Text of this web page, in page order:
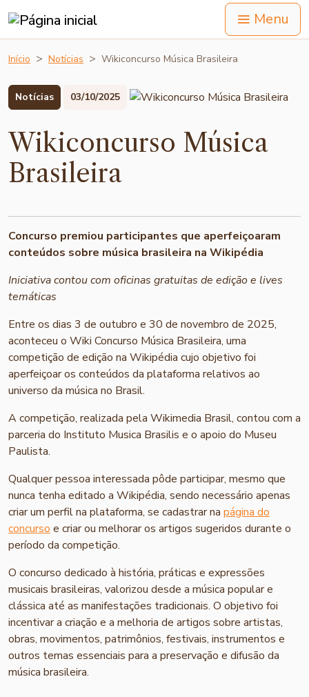
Menu
Início Notícias Wikiconcurso Música Brasileira
Notícias 03/10/2025
Wikiconcurso Música
Brasileira
Concurso premiou participantes que aperfeiçoaram
conteúdos sobre música brasileira na Wikipédia
Iniciativa contou com oficinas gratuitas de edição e lives
temáticas
Entre os dias 3 de outubro e 30 de novembro de 2025,
aconteceu o Wiki Concurso Música Brasileira, uma
competição de edição na Wikipédia cujo objetivo foi
aperfeiçoar os conteúdos da plataforma relativos ao
universo da música no Brasil.
A competição, realizada pela Wikimedia Brasil, contou com a
parceria do Instituto Musica Brasilis e o apoio do Museu
Paulista.
Qualquer pessoa interessada pôde participar, mesmo que
nunca tenha editado a Wikipédia, sendo necessário apenas
criar um perfil na plataforma, se cadastrar na página do
concurso e criar ou melhorar os artigos sugeridos durante o
período da competição.
O concurso dedicado à história, práticas e expressões
musicais brasileiras, valorizou desde a música popular e
clássica até as manifestações tradicionais. O objetivo foi
incentivar a criação e a melhoria de artigos sobre artistas,
obras, movimentos, patrimônios, festivais, instrumentos e
outros temas essenciais para a preservação e difusão da
música brasileira.